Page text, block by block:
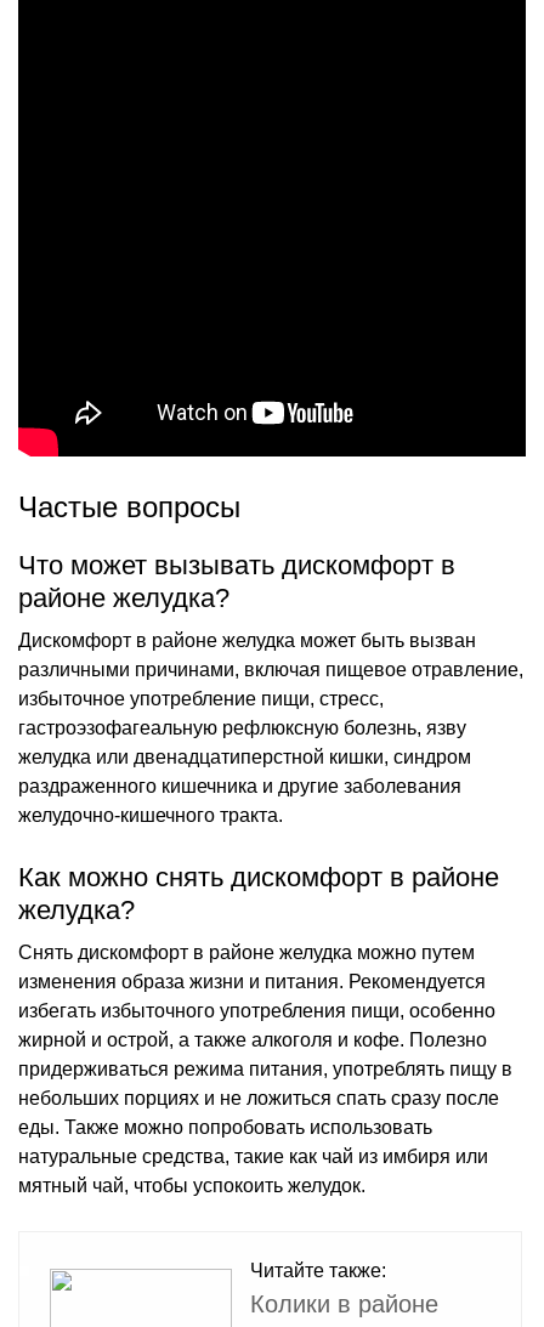
Частые вопросы
Что может вызывать дискомфорт в
районе желудка?
Дискомфорт в районе желудка может быть вызван
различными причинами, включая пищевое отравление,
избыточное употребление пищи, стресс,
гастроэзофагеальную рефлюксную болезнь, язву
желудка или двенадцатиперстной кишки, синдром
раздраженного кишечника и другие заболевания
желудочно-кишечного тракта.
Как можно снять дискомфорт в районе
желудка?
Снять дискомфорт в районе желудка можно путем
изменения образа жизни и питания. Рекомендуется
избегать избыточного употребления пищи, особенно
жирной и острой, а также алкоголя и кофе. Полезно
придерживаться режима питания, употреблять пищу в
небольших порциях и не ложиться спать сразу после
еды. Также можно попробовать использовать
натуральные средства, такие как чай из имбиря или
мятный чай, чтобы успокоить желудок.
Читайте также:
Колики в районе